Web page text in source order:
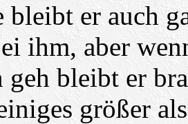
bleibt er auch
ihm, aber
geh bleibt er
größer